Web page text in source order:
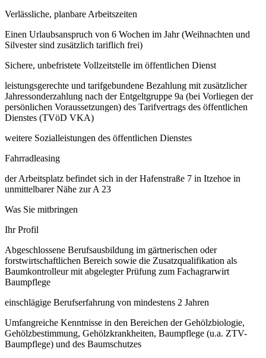
Verlässliche, planbare Arbeitszeiten
Einen Urlaubsanspruch von 6 Wochen im Jahr (Weihnachten und
Silvester sind zusätzlich tariflich frei)
Sichere, unbefristete Vollzeitstelle im öffentlichen Dienst
leistungsgerechte und tarifgebundene Bezahlung mit zusätzlicher
Jahressonderzahlung nach der Entgeltgruppe 9a (bei Vorliegen der
persönlichen Voraussetzungen) des Tarifvertrags des öffentlichen
Dienstes (TVöD VKA)
weitere Sozialleistungen des öffentlichen Dienstes
Fahrradleasing
der Arbeitsplatz befindet sich in der Hafenstraße 7 in Itzehoe in
unmittelbarer Nähe zur A 23
Was Sie mitbringen
Ihr Profil
Abgeschlossene Berufsausbildung im gärtnerischen oder
forstwirtschaftlichen Bereich sowie die Zusatzqualifikation als
Baumkontrolleur mit abgelegter Prüfung zum Fachagrarwirt
Baumpflege
einschlägige Berufserfahrung von mindestens 2 Jahren
Umfangreiche Kenntnisse in den Bereichen der Gehölzbiologie,
Gehölzbestimmung, Gehölzkrankheiten, Baumpflege (u.a. ZTV-
Baumpflege) und des Baumschutzes